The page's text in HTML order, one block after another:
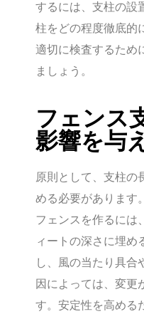
するには、支柱の設
柱をどの程度徹底的
適切に検査するため
ましょう。
フェンス
影響を与
原則として、支柱の
める必要があります
フェンスを作るには
ィートの深さに埋め
し、風の当たり具合
因によっては、変更
す。安定性を高める